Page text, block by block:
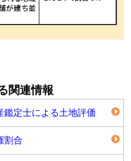
関連情報
鑑定士による土地評価
割合